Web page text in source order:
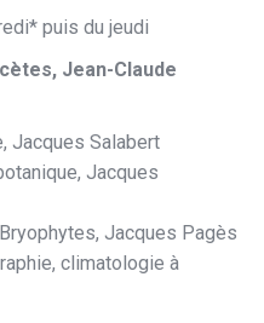
puis du jeudi
Jean-Claude
Jacques Salabert
Jacques
Jacques Pagès
climatologie à